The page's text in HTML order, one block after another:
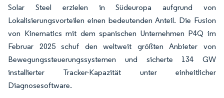
Solar Steel erzielen in Südeuropa aufgrund von
Lokalisierungsvorteilen einen bedeutenden Anteil. Die Fusion
von Kinematics mit dem spanischen Unternehmen P4Q im
Februar 2025 schuf den weltweit größten Anbieter von
Bewegungssteuerungssystemen und sicherte 134 GW
installierter Tracker-Kapazität unter einheitlicher
Diagnosesoftware.